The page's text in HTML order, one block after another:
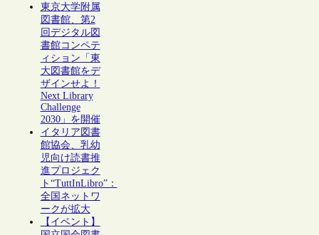
東京大学附属
図書館、第2
回デジタル図
書館コンペテ
ィション「東
大図書館をデ
ザインせよ！
Next Library
Challenge
2030」を開催
イタリア図書
館協会、乳幼
児向け読書推
進プロジェク
ト“TuttInLibro”：
全国ネットワ
ークが拡大
【イベント】